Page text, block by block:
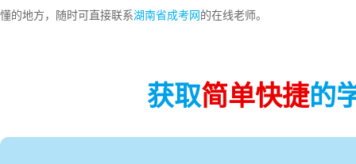
懂的地方，随时可直接联系湖南省成考网 的在线老师。
获取简单快捷的